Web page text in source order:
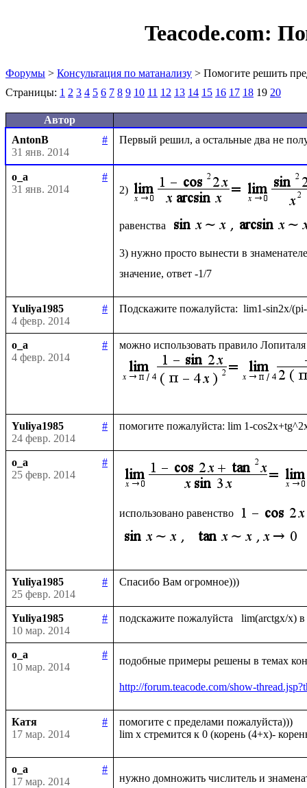
Teacode.com:
Форумы > Консультация по матанализу > Помогите решить
Страницы: 1 2 3 4 5 6 7 8 9 10 11 12 13 14 15 16 17 18 19 20
Автор
AntonB
#
31 янв. 2014
o_a
#
31 янв. 2014
2)
равенства
3) нужно просто вынести в
Yuliya1985
#
4 февр. 2014
o_a
#
4 февр. 2014
можно использовать правило
Yuliya1985
#
24 февр. 2014
o_a
#
25 февр. 2014
использовано равенство
Yuliya1985
#
25 февр. 2014
Yuliya1985
#
10 мар. 2014
o_a
#
10 мар. 2014
подобные примеры решены в темах
http://forum.teacode.com/show-
Катя
#
17 мар. 2014
помогите с пределами пожалуйста)))
o_a
#
17 мар. 2014
нужно домножить числитель и